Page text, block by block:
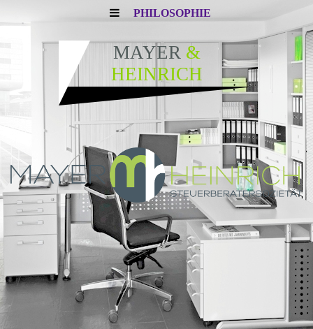
PHILOSOPHIE
MAYER &
HEINRICH